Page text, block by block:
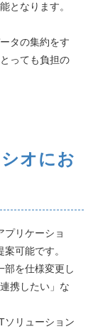
となります。
タの集約をす
っても負担の
オにお
プリケーショ
可能です。
部を仕様変更し
携したい」な
ソリューション